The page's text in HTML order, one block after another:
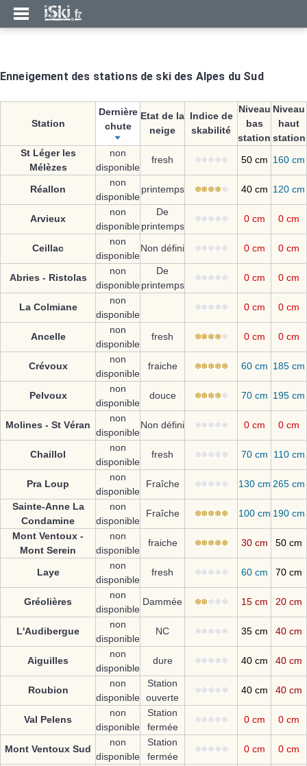
Enneigement des stations de ski des Alpes du Sud
Station
Dernière
chute
Etat de la
neige
Indice de
skabilité
Niveau
bas
station
Niveau
haut
station
St Léger les
Mélèzes
non
disponible
fresh 50 cm 160 cm
Réallon
non
disponible
printemps 40 cm 120 cm
Arvieux
non
disponible
De
printemps
0 cm 0 cm
Ceillac
non
disponible
Non défini 0 cm 0 cm
Abries - Ristolas
non
disponible
De
printemps
0 cm 0 cm
La Colmiane
non
disponible
0 cm 0 cm
Ancelle
non
disponible
fresh 0 cm 0 cm
Crévoux
non
disponible
fraiche 60 cm 185 cm
Pelvoux
non
disponible
douce 70 cm 195 cm
Molines - St Véran
non
disponible
Non défini 0 cm 0 cm
Chaillol
non
disponible
fresh 70 cm 110 cm
Pra Loup
non
disponible
Fraîche 130 cm 265 cm
Sainte-Anne La
Condamine
non
disponible
Fraîche 100 cm 190 cm
Mont Ventoux -
Mont Serein
non
disponible
fraiche 30 cm 50 cm
Laye
non
disponible
fresh 60 cm 70 cm
Gréolières
non
disponible
Dammée 15 cm 20 cm
L'Audibergue
non
disponible
NC 35 cm 40 cm
Aiguilles
non
disponible
dure 40 cm 40 cm
Roubion
non
disponible
Station
ouverte
40 cm 40 cm
Val Pelens
non
disponible
Station
fermée
0 cm 0 cm
Mont Ventoux Sud
non
disponible
Station
fermée
0 cm 0 cm